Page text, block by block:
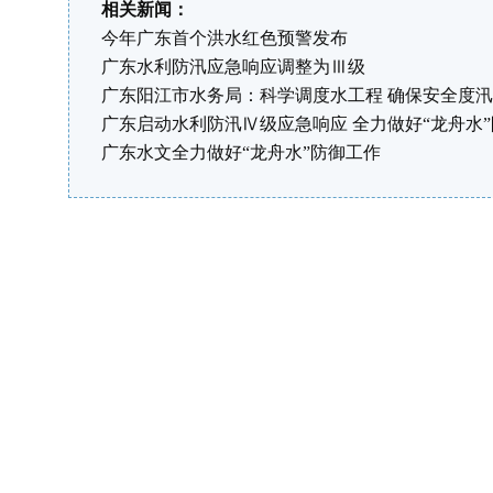
相关新闻：
今年广东首个洪水红色预警发布
广东水利防汛应急响应调整为Ⅲ级
广东阳江市水务局：科学调度水工程 确保安全度汛
广东启动水利防汛Ⅳ级应急响应 全力做好“龙舟水
广东水文全力做好“龙舟水”防御工作